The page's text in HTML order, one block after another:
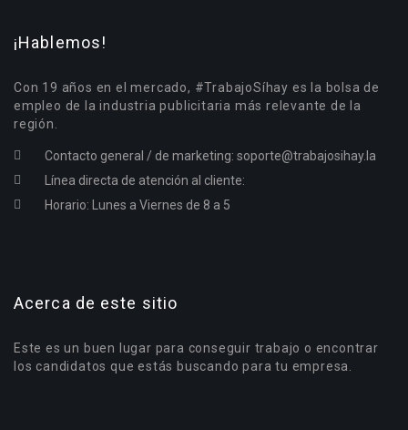
¡Hablemos!
Con 19 años en el mercado, #TrabajoSíhay es la bolsa de
empleo de la industria publicitaria más relevante de la
región.
Contacto general / de marketing: soporte@trabajosihay.la
Línea directa de atención al cliente:
Horario: Lunes a Viernes de 8 a 5
Acerca de este sitio
Este es un buen lugar para conseguir trabajo o encontrar
los candidatos que estás buscando para tu empresa.